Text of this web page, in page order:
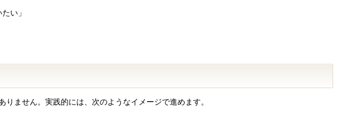
い」
ません。実践的には、次のようなイメージで進めます。